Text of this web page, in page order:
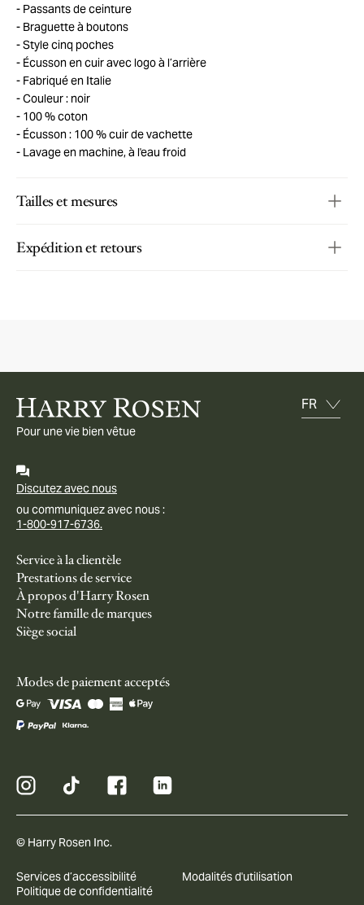
Passants de ceinture
Braguette à boutons
Style cinq poches
Écusson en cuir avec logo à l’arrière
Fabriqué en Italie
Couleur : noir
100 % coton
Écusson : 100 % cuir de vachette
Lavage en machine, à l'eau froid
Tailles et mesures
Expédition et retours
Pour une vie bien vêtue
Discutez avec nous
ou communiquez avec nous :
1-800-917-6736.
Service à la clientèle
Prestations de service
À propos d'Harry Rosen
Notre famille de marques
Siège social
Modes de paiement acceptés
© Harry Rosen Inc.
Services d’accessibilité
Modalités d'utilisation
Politique de confidentialité